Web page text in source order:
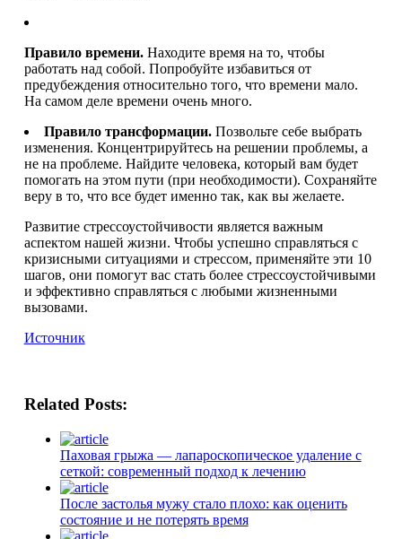
Правило времени.Находите время на то, чтобы
работать над собой. Попробуйте избавиться от
предубеждения относительно того, что времени мало.
На самом деле времени очень много.
Правило трансформации. Позвольте себе выбрать
изменения. Концентрируйтесь на решении проблемы, а
не на проблеме. Найдите человека, который вам будет
помогать на этом пути (при необходимости). Сохраняйте
веру в то, что все будет именно так, как вы желаете.
Развитие стрессоустойчивости является важным
аспектом нашей жизни. Чтобы успешно справляться с
кризисными ситуациями и стрессом, применяйте эти 10
шагов, они помогут вас стать более стрессоустойчивыми
и эффективно справляться с любыми жизненными
вызовами.
Источник
Related Posts:
Паховая грыжа — лапароскопическое удаление с
сеткой: современный подход к лечению
После застолья мужу стало плохо: как оценить
состояние и не потерять время